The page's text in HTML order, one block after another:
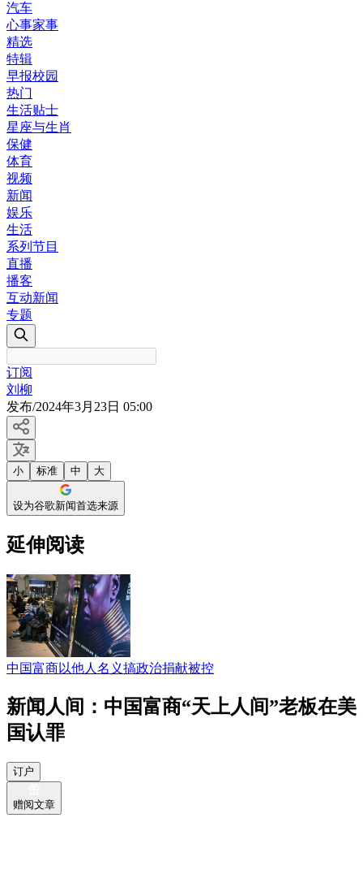
汽车
心事家事
精选
特辑
早报校园
热门
生活贴士
星座与生肖
保健
体育
视频
新闻
娱乐
生活
系列节目
直播
播客
互动新闻
专题
订阅
刘柳
发布/2024年3月23日 05:00
小 标准 中 大
设为谷歌新闻首选来源
延伸阅读
中国富商以他人名义搞政治捐献被控
新闻人间：中国富商“天上人间”老板在美
国认罪
订户
赠阅文章